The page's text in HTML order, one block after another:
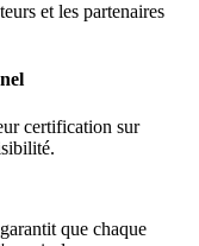
et les partenaires
certification sur
que chaque